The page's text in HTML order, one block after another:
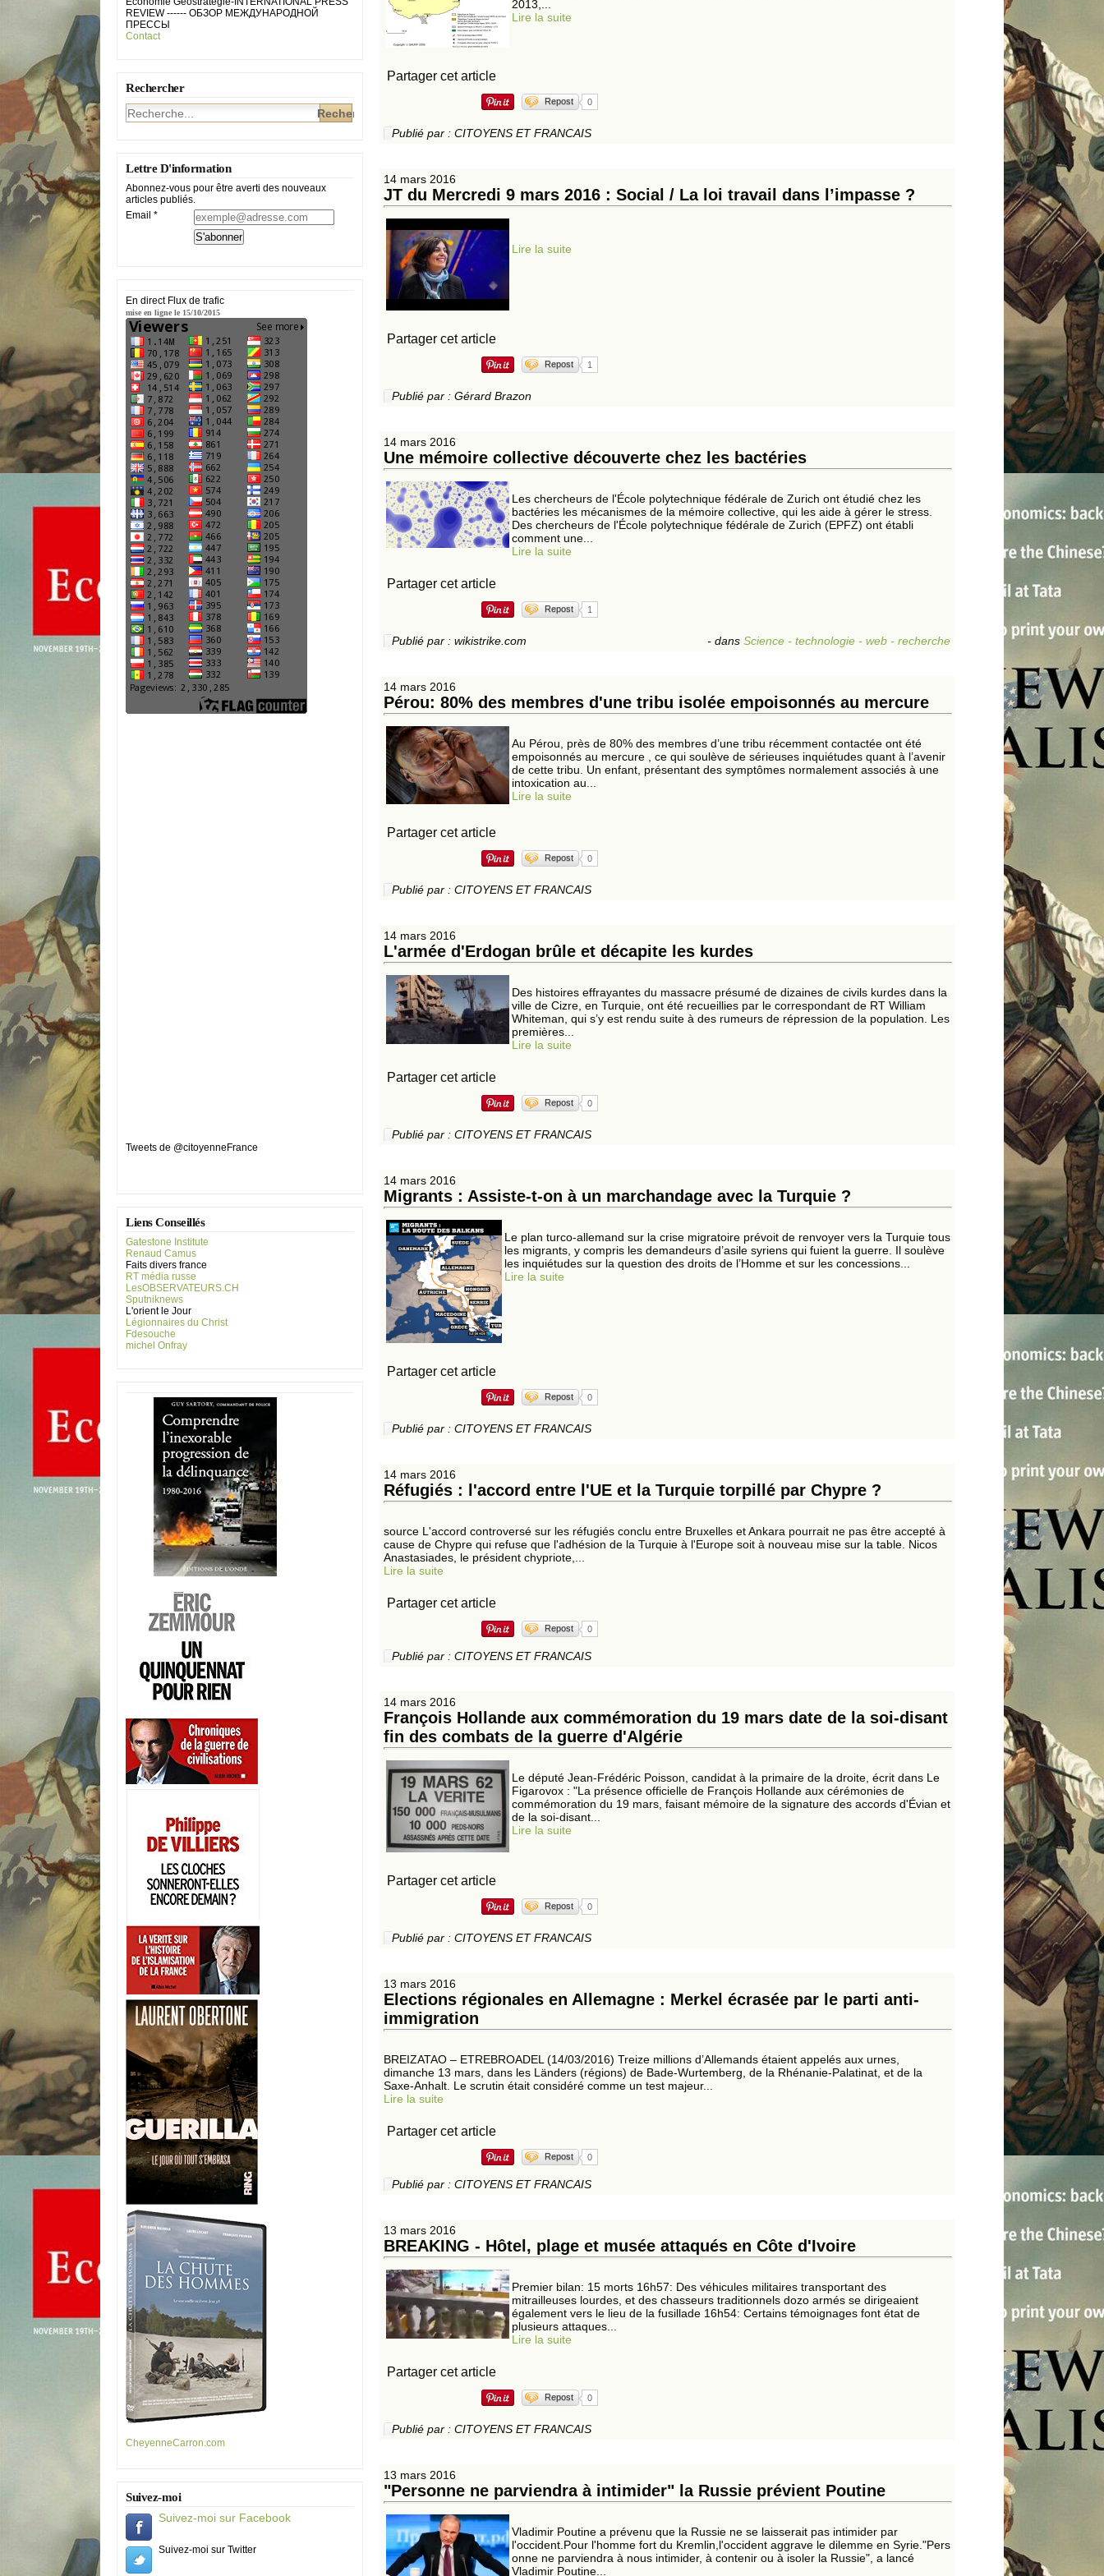
REVIEW ------ ОБЗОР МЕЖДУНАРОДНОЙ
ПРЕССЫ
Contact
Rechercher
Lettre D'information
Abonnez-vous pour être averti des nouveaux
articles publiés.
Email
En direct Flux de trafic
mise en ligne le 15/10/2015
Tweets de @citoyenneFrance
Liens Conseillés
Gatestone Institute
Renaud Camus
Faits divers france
RT média russe
LesOBSERVATEURS.CH
Sputniknews
L'orient le Jour
Légionnaires du Christ
Fdesouche
michel Onfray
CheyenneCarron.com
Suivez-moi
Suivez-moi sur Facebook
Suivez-moi sur Twitter
2013,...
Lire la suite
Partager cet article
Repost 0
Publié par : CITOYENS ET FRANCAIS
14 mars 2016
JT du Mercredi 9 mars 2016 : Social / La loi travail dans l’impasse ?
Lire la suite
Partager cet article
Repost 1
Publié par : Gérard Brazon
14 mars 2016
Une mémoire collective découverte chez les bactéries
Les chercheurs de l'École polytechnique fédérale de Zurich ont étudié chez les
bactéries les mécanismes de la mémoire collective, qui les aide à gérer le stress.
Des chercheurs de l'École polytechnique fédérale de Zurich (EPFZ) ont établi
comment une...
Lire la suite
Partager cet article
Repost 1
Publié par : wikistrike.com - dans Science - technologie - web - recherche
14 mars 2016
Pérou: 80% des membres d'une tribu isolée empoisonnés au mercure
Au Pérou, près de 80% des membres d’une tribu récemment contactée ont été
empoisonnés au mercure , ce qui soulève de sérieuses inquiétudes quant à l’avenir
de cette tribu. Un enfant, présentant des symptômes normalement associés à une
intoxication au...
Lire la suite
Partager cet article
Repost 0
Publié par : CITOYENS ET FRANCAIS
14 mars 2016
L'armée d'Erdogan brûle et décapite les kurdes
Des histoires effrayantes du massacre présumé de dizaines de civils kurdes dans la
ville de Cizre, en Turquie, ont été recueillies par le correspondant de RT William
Whiteman, qui s’y est rendu suite à des rumeurs de répression de la population. Les
premières...
Lire la suite
Partager cet article
Repost 0
Publié par : CITOYENS ET FRANCAIS
14 mars 2016
Migrants : Assiste-t-on à un marchandage avec la Turquie ?
Le plan turco-allemand sur la crise migratoire prévoit de renvoyer vers la Turquie tous
les migrants, y compris les demandeurs d’asile syriens qui fuient la guerre. Il soulève
les inquiétudes sur la question des droits de l’Homme et sur les concessions...
Lire la suite
Partager cet article
Repost 0
Publié par : CITOYENS ET FRANCAIS
14 mars 2016
Réfugiés : l'accord entre l'UE et la Turquie torpillé par Chypre ?
source L'accord controversé sur les réfugiés conclu entre Bruxelles et Ankara pourrait ne pas être accepté à
cause de Chypre qui refuse que l'adhésion de la Turquie à l'Europe soit à nouveau mise sur la table. Nicos
Anastasiades, le président chypriote,...
Lire la suite
Partager cet article
Repost 0
Publié par : CITOYENS ET FRANCAIS
14 mars 2016
François Hollande aux commémoration du 19 mars date de la soi-disant
fin des combats de la guerre d'Algérie
Le député Jean-Frédéric Poisson, candidat à la primaire de la droite, écrit dans Le
Figarovox : "La présence officielle de François Hollande aux cérémonies de
commémoration du 19 mars, faisant mémoire de la signature des accords d'Évian et
de la soi-disant...
Lire la suite
Partager cet article
Repost 0
Publié par : CITOYENS ET FRANCAIS
13 mars 2016
Elections régionales en Allemagne : Merkel écrasée par le parti anti-
immigration
BREIZATAO – ETREBROADEL (14/03/2016) Treize millions d’Allemands étaient appelés aux urnes,
dimanche 13 mars, dans les Länders (régions) de Bade-Wurtemberg, de la Rhénanie-Palatinat, et de la
Saxe-Anhalt. Le scrutin était considéré comme un test majeur...
Lire la suite
Partager cet article
Repost 0
Publié par : CITOYENS ET FRANCAIS
13 mars 2016
BREAKING - Hôtel, plage et musée attaqués en Côte d'Ivoire
Premier bilan: 15 morts 16h57: Des véhicules militaires transportant des
mitrailleuses lourdes, et des chasseurs traditionnels dozo armés se dirigeaient
également vers le lieu de la fusillade 16h54: Certains témoignages font état de
plusieurs attaques...
Lire la suite
Partager cet article
Repost 0
Publié par : CITOYENS ET FRANCAIS
13 mars 2016
"Personne ne parviendra à intimider" la Russie prévient Poutine
Vladimir Poutine a prévenu que la Russie ne se laisserait pas intimider par
l'occident.Pour l'homme fort du Kremlin,l'occident aggrave le dilemme en Syrie."Pers
onne ne parviendra à nous intimider, à contenir ou à isoler la Russie", a lancé
Vladimir Poutine...